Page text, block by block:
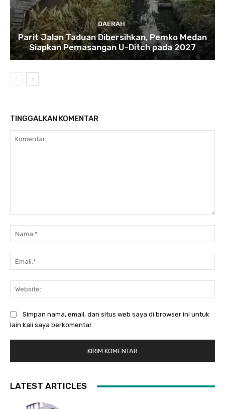
DAERAH
Parit Jalan Taduan Dibersihkan, Pemko Medan
Siapkan Pemasangan U-Ditch pada 2027
TINGGALKAN KOMENTAR
Simpan nama, email, dan situs web saya di browser ini untuk
lain kali saya berkomentar.
LATEST ARTICLES